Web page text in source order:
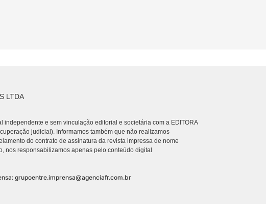
LTDA
independente e sem vinculação editorial e societária com a EDITORA
judicial). Informamos também que não realizamos
do contrato de assinatura da revista impressa de nome
nos responsabilizamos apenas pelo conteúdo digital
grupoentre.imprensa@agenciafr.com.br